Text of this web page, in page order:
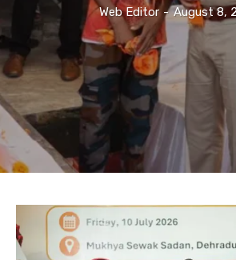
Web Editor - August 8,